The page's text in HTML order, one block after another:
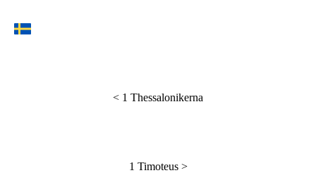
< 1 Thessalonikerna
1 Timoteus >